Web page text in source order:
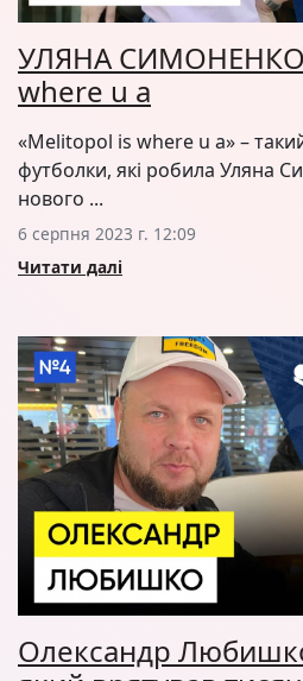
УЛЯНА СИМОНЕНКО
where u a
«Melitopol is where u a» –
футболки, які робила Уляна
нового ...
6 серпня 2023 г. 12:09
Читати далі
Олександр